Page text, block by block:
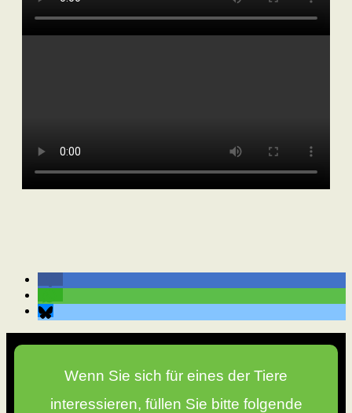
Wenn Sie sich für eines der Tiere
interessieren, füllen Sie bitte folgende